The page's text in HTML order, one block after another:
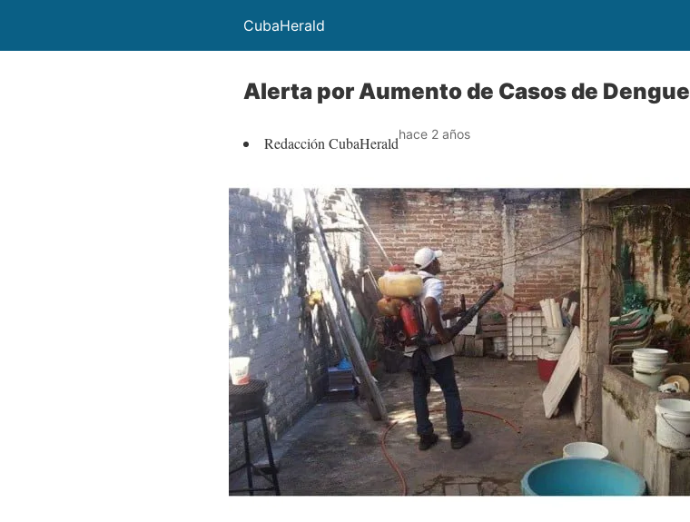
CubaHerald
Alerta por Aumento de Casos de
Redacción CubaHeraldhace 2 años